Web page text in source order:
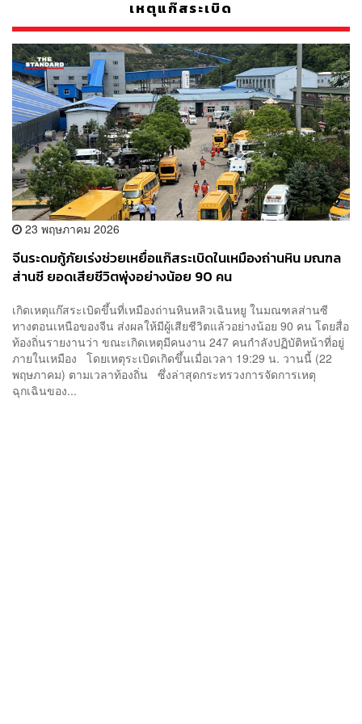
เหตุแก๊สระเบิด
23 พฤษภาคม 2026
จีนระดมกู้ภัยเร่งช่วยเหยื่อแก๊สระเบิดในเหมืองถ่านหิน มณฑล
ส่านซี ยอดเสียชีวิตพุ่งอย่างน้อย 90 คน
เกิดเหตุแก๊สระเบิดขึ้นที่เหมืองถ่านหินหลิวเฉินหยู ในมณฑลส่านซี
ทางตอนเหนือของจีน ส่งผลให้มีผู้เสียชีวิตแล้วอย่างน้อย 90 คน โดยสื่อ
ท้องถิ่นรายงานว่า ขณะเกิดเหตุมีคนงาน 247 คนกำลังปฏิบัติหน้าที่อยู่
ภายในเหมือง โดยเหตุระเบิดเกิดขึ้นเมื่อเวลา 19:29 น. วานนี้ (22
พฤษภาคม) ตามเวลาท้องถิ่น ซึ่งล่าสุดกระทรวงการจัดการเหตุ
ฉุกเฉินของ...